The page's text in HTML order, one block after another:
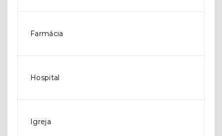
Farmácia
Hospital
Igreja